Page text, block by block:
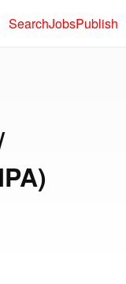
SearchJobsPublish